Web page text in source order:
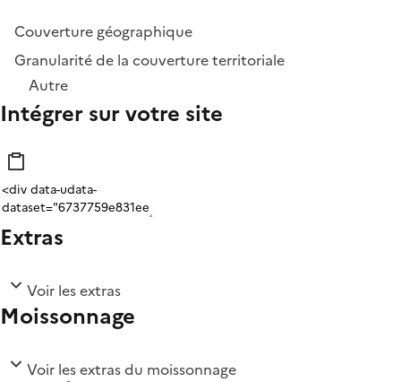
Couverture géographique
Granularité de la couverture territoriale
Autre
Intégrer sur votre site
Extras
Voir les extras
Moissonnage
Voir les extras du moissonnage